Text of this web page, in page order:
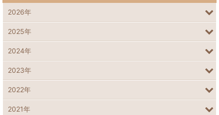
2026年
2025年
2024年
2023年
2022年
2021年